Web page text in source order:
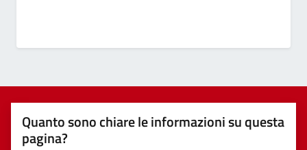
Quanto sono chiare le informazioni su questa
pagina?